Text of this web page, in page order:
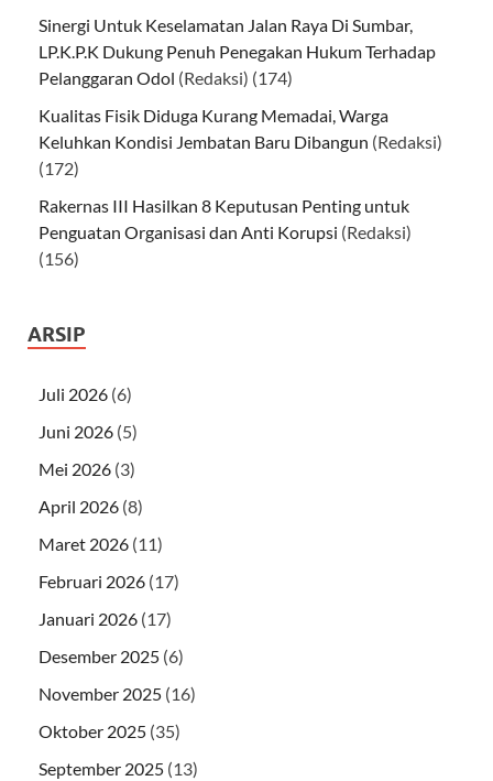
Sinergi Untuk Keselamatan Jalan Raya Di Sumbar,
LP.K.P.K Dukung Penuh Penegakan Hukum Terhadap
Pelanggaran Odol (Redaksi) (174)
Kualitas Fisik Diduga Kurang Memadai, Warga
Keluhkan Kondisi Jembatan Baru Dibangun (Redaksi)
(172)
Rakernas III Hasilkan 8 Keputusan Penting untuk
Penguatan Organisasi dan Anti Korupsi (Redaksi)
(156)
ARSIP
Juli 2026 (6)
Juni 2026 (5)
Mei 2026 (3)
April 2026 (8)
Maret 2026 (11)
Februari 2026 (17)
Januari 2026 (17)
Desember 2025 (6)
November 2025 (16)
Oktober 2025 (35)
September 2025 (13)